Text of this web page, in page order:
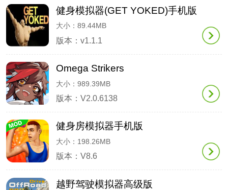
健身模拟器(GET YOKED)手机版
大小：89.44MB
版本：v1.1.1
Omega Strikers
大小：989.39MB
版本：V2.0.6138
健身房模拟器手机版
大小：198.26MB
版本：V8.6
越野驾驶模拟器高级版